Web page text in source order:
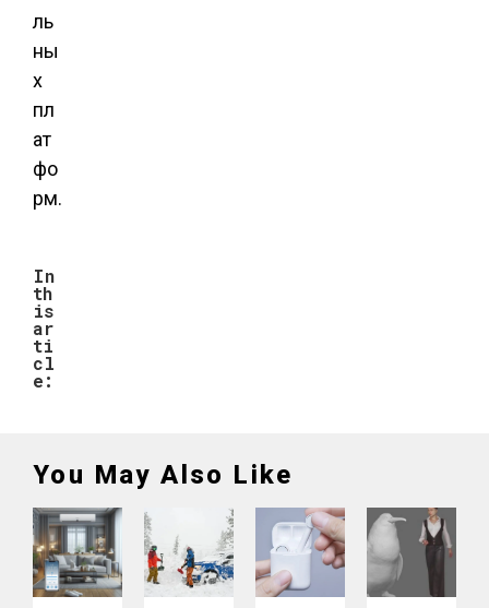
ль
ны
х
пл
ат
фо
рм.
In
th
is
ar
ti
cl
e:
You May Also Like